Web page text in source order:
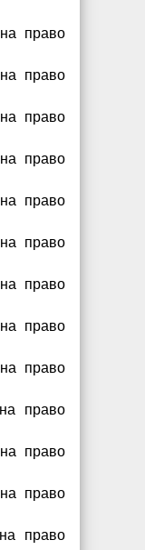
право
право
право
право
право
право
право
право
право
право
право
право
право